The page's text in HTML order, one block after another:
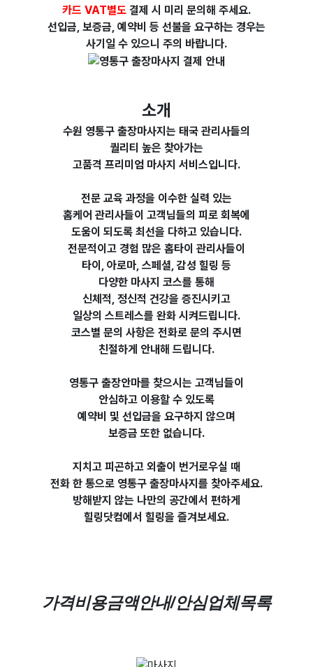
카드 VAT별도 결제 시 미리 문의해 주세요.
선입금, 보증금, 예약비 등 선불을 요구하는 경우는
사기일 수 있으니 주의 바랍니다.
소개
수원 영통구 출장마사지는 태국 관리사들의
퀄리티 높은 찾아가는
고품격 프리미엄 마사지 서비스입니다.
전문 교육 과정을 이수한 실력 있는
홈케어 관리사들이 고객님들의 피로 회복에
도움이 되도록 최선을 다하고 있습니다.
전문적이고 경험 많은 홈타이 관리사들이
타이, 아로마, 스페셜, 감성 힐링 등
다양한 마사지 코스를 통해
신체적, 정신적 건강을 증진시키고
일상의 스트레스를 완화 시켜드립니다.
코스별 문의 사항은 전화로 문의 주시면
친절하게 안내해 드립니다.
영통구 출장안마를 찾으시는 고객님들이
안심하고 이용할 수 있도록
예약비 및 선입금을 요구하지 않으며
보증금 또한 없습니다.
지치고 피곤하고 외출이 번거로우실 때
전화 한 통으로 영통구 출장마사지를 찾아주세요.
방해받지 않는 나만의 공간에서 편하게
힐링닷컴에서 힐링을 즐겨보세요.
가격비용금액안내/안심업체목록